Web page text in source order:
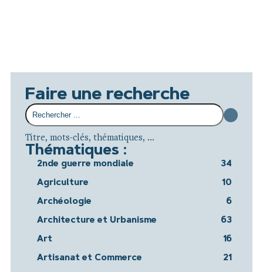
Faire une recherche
Titre, mots-clés, thématiques, ...
Thématiques :
2nde guerre mondiale 34
Agriculture 10
Archéologie 6
Architecture et Urbanisme 63
Art 16
Artisanat et Commerce 21